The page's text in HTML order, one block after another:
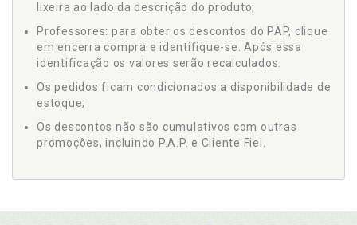
lixeira ao lado da descrição do produto;
Professores: para obter os descontos do PAP, clique
em encerra compra e identifique-se. Após essa
identificação os valores serão recalculados.
Os pedidos ficam condicionados a disponibilidade de
estoque;
Os descontos não são cumulativos com outras
promoções, incluindo P.A.P. e Cliente Fiel.